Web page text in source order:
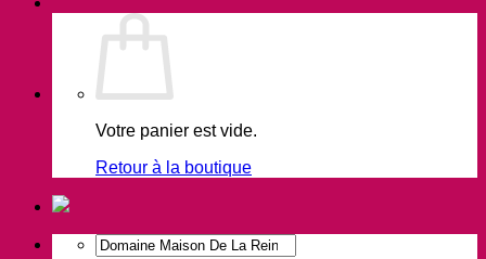
Votre panier est vide.
Retour à la boutique
Recherche